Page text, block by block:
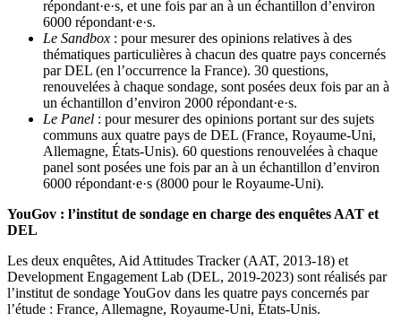
répondant·e·s, et une fois par an à un échantillon d’environ
6000 répondant·e·s.
Le Sandbox : pour mesurer des opinions relatives à des
thématiques particulières à chacun des quatre pays concernés
par DEL (en l’occurrence la France). 30 questions,
renouvelées à chaque sondage, sont posées deux fois par an à
un échantillon d’environ 2000 répondant·e·s.
Le Panel : pour mesurer des opinions portant sur des sujets
communs aux quatre pays de DEL (France, Royaume-Uni,
Allemagne, États-Unis). 60 questions renouvelées à chaque
panel sont posées une fois par an à un échantillon d’environ
6000 répondant·e·s (8000 pour le Royaume-Uni).
YouGov : l’institut de sondage en charge des enquêtes AAT et
DEL
Les deux enquêtes, Aid Attitudes Tracker (AAT, 2013-18) et
Development Engagement Lab (DEL, 2019-2023) sont réalisés par
l’institut de sondage YouGov dans les quatre pays concernés par
l’étude : France, Allemagne, Royaume-Uni, États-Unis.